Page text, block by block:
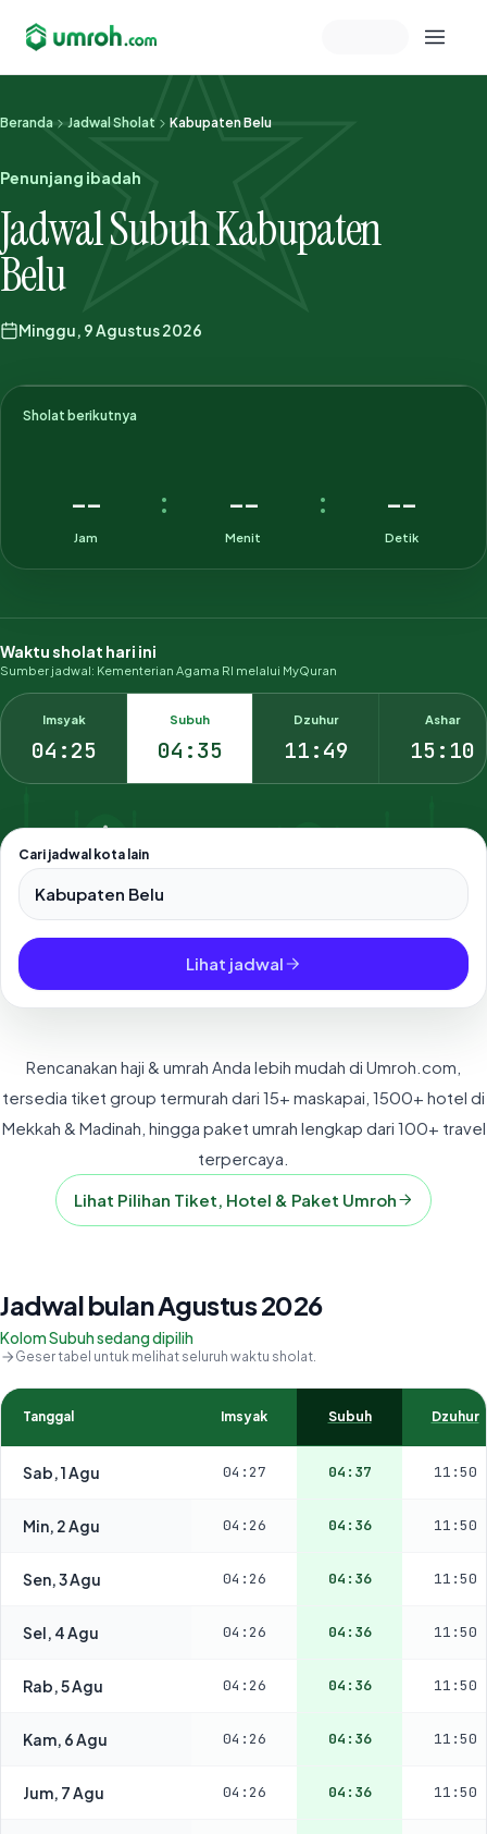
Memeriksa sesi akun
Beranda Jadwal Sholat Kabupaten Belu
Penunjang ibadah
Jadwal Subuh Kabupaten
Belu
Minggu, 9 Agustus 2026
Sholat berikutnya
--
Jam
: --
Menit
: --
Detik
Waktu sholat hari ini
Sumber jadwal: Kementerian Agama RI melalui MyQuran
Imsyak
04:25
Subuh
04:35
Dzuhur
11:49
Ashar
15:10
Cari jadwal kota lain
Pilih salah satu dari 500+ kota dan kabupaten di Indonesia.
Lihat jadwal
Rencanakan haji & umrah Anda lebih mudah di Umroh.com,
tersedia tiket group termurah dari 15+ maskapai, 1500+ hotel di
Mekkah & Madinah, hingga paket umrah lengkap dari 100+ travel
terpercaya.
Lihat Pilihan Tiket, Hotel & Paket Umroh
Jadwal bulan Agustus 2026
Kolom Subuh sedang dipilih
Geser tabel untuk melihat seluruh waktu sholat.
Tanggal Imsyak Subuh Dzuhur
Sab, 1 Agu 04:27 04:37 11:50
Min, 2 Agu 04:26 04:36 11:50
Sen, 3 Agu 04:26 04:36 11:50
Sel, 4 Agu 04:26 04:36 11:50
Rab, 5 Agu 04:26 04:36 11:50
Kam, 6 Agu 04:26 04:36 11:50
Jum, 7 Agu 04:26 04:36 11:50